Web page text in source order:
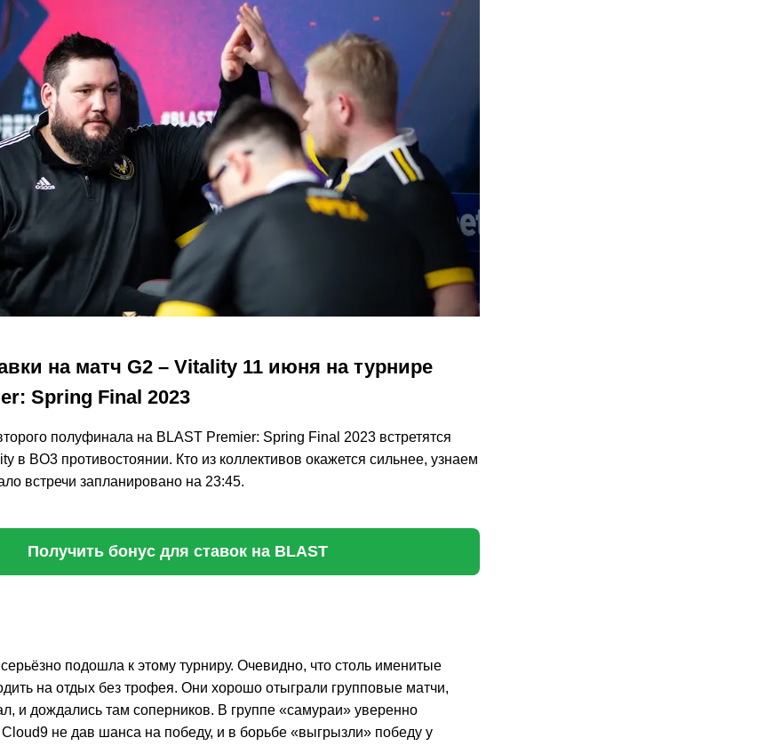
на матч G2 – Vitality 11 июня на турнире
Spring Final 2023
полуфинала на BLAST Premier: Spring Final 2023 встретятся
в BO3 противостоянии. Кто из коллективов окажется сильнее, узнаем
встречи запланировано на 23:45.
Получить бонус для ставок на BLAST
подошла к этому турниру. Очевидно, что столь именитые
на отдых без трофея. Они хорошо отыграли групповые матчи,
и дождались там соперников. В группе «самураи» уверенно
не дав шанса на победу, и в борьбе «выгрызли» победу у